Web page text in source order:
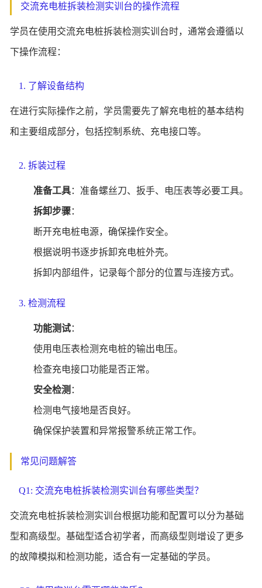
交流充电桩拆装检测实训台的操作流程
学员在使用交流充电桩拆装检测实训台时，通常会遵循以
下操作流程：
1. 了解设备结构
在进行实际操作之前，学员需要先了解充电桩的基本结构
和主要组成部分，包括控制系统、充电接口等。
2. 拆装过程
准备工具：准备螺丝刀、扳手、电压表等必要工具。
拆卸步骤：
断开充电桩电源，确保操作安全。
根据说明书逐步拆卸充电桩外壳。
拆卸内部组件，记录每个部分的位置与连接方式。
3. 检测流程
功能测试：
使用电压表检测充电桩的输出电压。
检查充电接口功能是否正常。
安全检测 ：
检测电气接地是否良好。
确保保护装置和异常报警系统正常工作。
常见问题解答
Q1: 交流充电桩拆装检测实训台有哪些类型？
交流充电桩拆装检测实训台根据功能和配置可以分为基础
型和高级型。基础型适合初学者，而高级型则增设了更多
的故障模拟和检测功能，适合有一定基础的学员。